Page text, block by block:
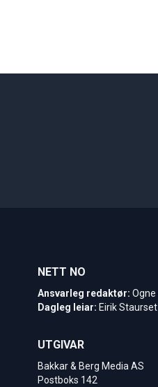
NETT NO
Ansvarleg redaktør:
Dagleg leiar: Eirik Staurset
UTGIVAR
Bakkar & Berg Media AS
Postboks 142